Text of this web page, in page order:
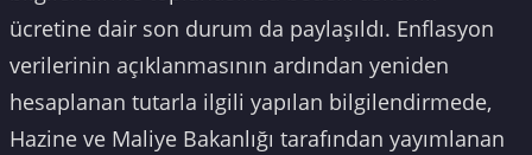
ücretine dair son durum da paylaşıldı. Enflasyon
verilerinin açıklanmasının ardından yeniden
hesaplanan tutarla ilgili yapılan bilgilendirmede,
Hazine ve Maliye Bakanlığı tarafından yayımlanan